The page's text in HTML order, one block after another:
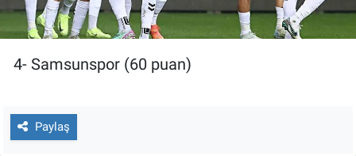
4- Samsunspor (60 puan)
Paylaş